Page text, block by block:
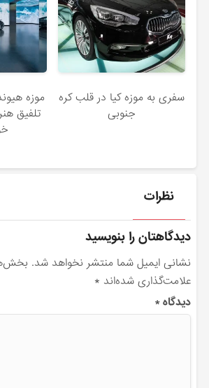
سفری به موزه کیا در قلب کره‌
جنوبی
موزه
تلفیق
نظرات
دیدگاهتان را بنویسید
نشانی ایمیل شما منتشر نخواهد شد.
علامت‌گذاری شده‌اند *
دیدگاه*